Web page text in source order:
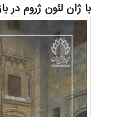
با ژان لئون ژروم در